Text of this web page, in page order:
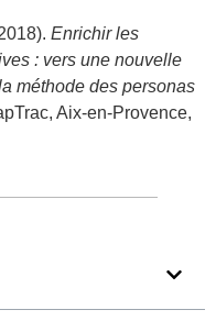
Enrichir les
: vers une nouvelle
méthode des personas
Aix-en-Provence,